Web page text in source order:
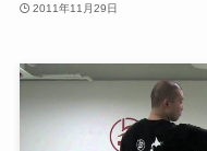
2011年11月29日